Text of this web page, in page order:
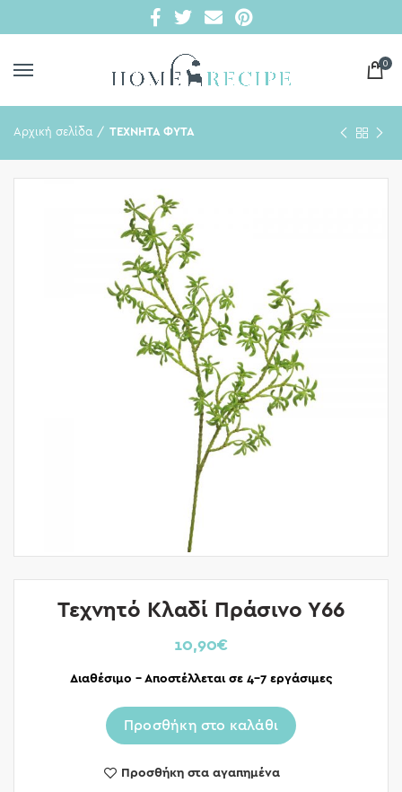
0
Αρχική σελίδα ΤΕΧΝΗΤΑ ΦΥΤΑ
Τεχνητό Κλαδί Πράσινο Υ66
10,90€
Διαθέσιμο – Αποστέλλεται σε 4-7 εργάσιμες
Προσθήκη στο καλάθι
Προσθήκη στα αγαπημένα